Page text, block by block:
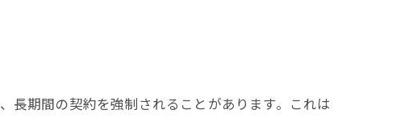
長期間の契約を強制されることがあります。これは